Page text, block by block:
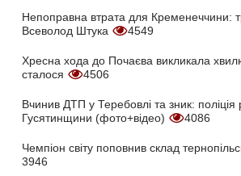
Непоправна втрата для Кременеччини:
Всеволод Штука
4549
Хресна хода до Почаєва викликала
сталося
4506
Вчинив ДТП у Теребовлі та зник:
Гусятинщини (фото+відео)
4086
Чемпіон світу поповнив склад
3946